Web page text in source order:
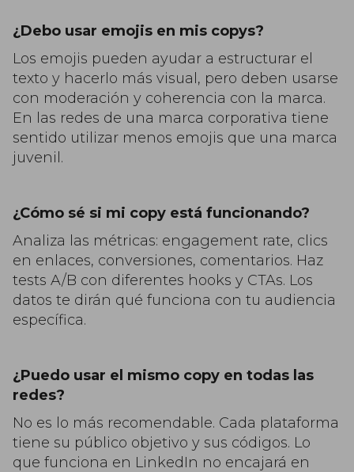
¿Debo usar emojis en mis copys?
Los emojis pueden ayudar a estructurar el
texto y hacerlo más visual, pero deben usarse
con moderación y coherencia con la marca.
En las redes de una marca corporativa tiene
sentido utilizar menos emojis que una marca
juvenil.
¿Cómo sé si mi copy está funcionando?
Analiza las métricas: engagement rate, clics
en enlaces, conversiones, comentarios. Haz
tests A/B con diferentes hooks y CTAs. Los
datos te dirán qué funciona con tu audiencia
específica.
¿Puedo usar el mismo copy en todas las
redes?
No es lo más recomendable. Cada plataforma
tiene su público objetivo y sus códigos. Lo
que funciona en LinkedIn no encajará en